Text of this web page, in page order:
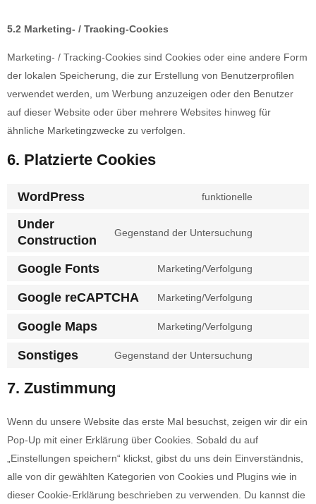
5.2 Marketing- / Tracking-Cookies
Marketing- / Tracking-Cookies sind Cookies oder eine andere Form
der lokalen Speicherung, die zur Erstellung von Benutzerprofilen
verwendet werden, um Werbung anzuzeigen oder den Benutzer
auf dieser Website oder über mehrere Websites hinweg für
ähnliche Marketingzwecke zu verfolgen.
6. Platzierte Cookies
WordPress funktionelle
Under
Construction
Gegenstand der Untersuchung
Google Fonts Marketing/Verfolgung
Google reCAPTCHA Marketing/Verfolgung
Google Maps Marketing/Verfolgung
Sonstiges Gegenstand der Untersuchung
7. Zustimmung
Wenn du unsere Website das erste Mal besuchst, zeigen wir dir ein
Pop-Up mit einer Erklärung über Cookies. Sobald du auf
„Einstellungen speichern“ klickst, gibst du uns dein Einverständnis,
alle von dir gewählten Kategorien von Cookies und Plugins wie in
dieser Cookie-Erklärung beschrieben zu verwenden. Du kannst die